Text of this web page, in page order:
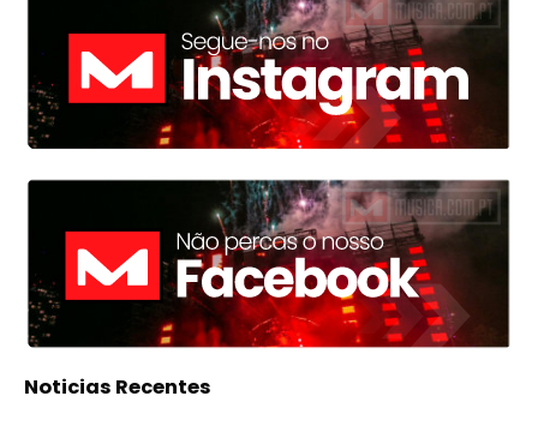
Noticias Recentes